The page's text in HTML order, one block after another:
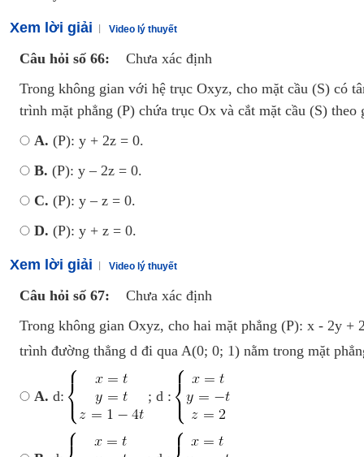
Xem lời giải Video lý thuyết
Câu hỏi số 66:
Chưa xác định
Trong không gian với hệ trục Oxyz, cho mặt cầu (S) có
trình mặt phẳng (P) chứa trục Ox và cắt mặt cầu (S)
A. (P): y + 2z = 0.
B. (P): y – 2z = 0.
C. (P): y – z = 0.
D. (P): y + z = 0.
Xem lời giải Video lý thuyết
Câu hỏi số 67:
Chưa xác định
Trong không gian Oxyz, cho hai mặt phẳng (P): x - 2y
trình đường thẳng d đi qua A(0; 0; 1) nằm trong mặt
A. d: ; d :